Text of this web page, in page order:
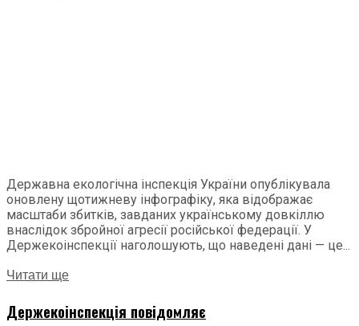
Державна екологічна інспекція України опублікувала
оновлену щотижневу інфографіку, яка відображає
масштаби збитків, завданих українському довкіллю
внаслідок збройної агресії російської федерації. У
Держекоінспекції наголошують, що наведені дані — це...
Читати ще
Держекоінспекція повідомляє